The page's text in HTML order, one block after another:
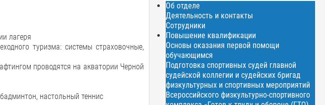
лагеря
туризма: системы страховочные,
проводятся на акватории Черной
настольный теннис
Об отделе
Деятельность и контакты
Сотрудники
Повышение квалификации
Основы оказания первой помощи
обучающимся
Подготовка спортивных судей главной
судейской коллегии и судейских бригад
физкультурных и спортивных мероприятий
Всероссийского физкультурно-спортивного